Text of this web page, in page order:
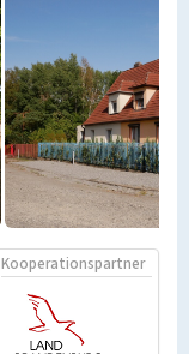
Kooperationspartner